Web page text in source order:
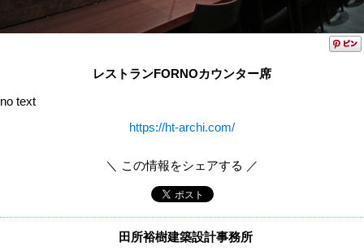
レストランFORNOカウンター席
no text
https://ht-archi.com/
＼ この情報をシェアする ／
田所裕樹建築設計事務所